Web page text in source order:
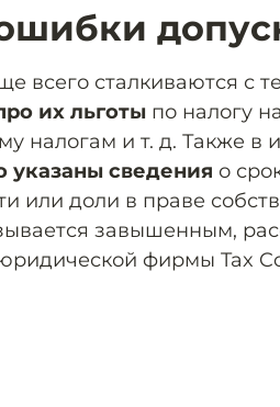
всего сталкиваются с
их льготы по налогу
налогам и т. д. Также в
указаны сведения о
или доли в праве
завышенным,
юридической фирмы Tax